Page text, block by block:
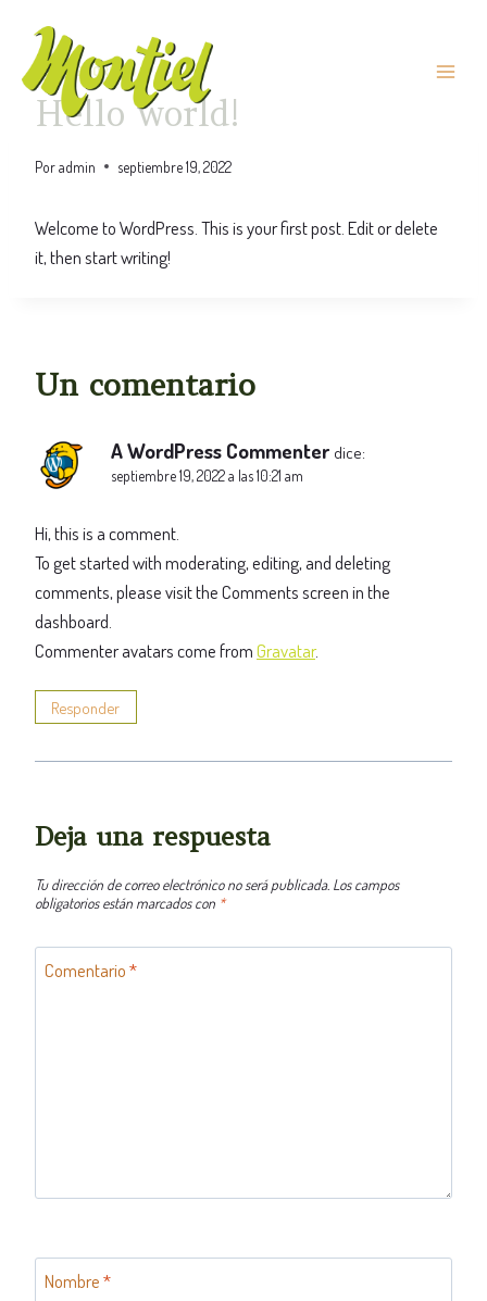
contenidoUNCATEGORIZED
Hello world!
Poradmin septiembre 19, 2022
Welcome to WordPress. This is your first post. Edit or delete
it, then start writing!
Un comentario
A WordPress Commenter dice:
septiembre 19, 2022 a las 10:21 am
Hi, this is a comment.
To get started with moderating, editing, and deleting
comments, please visit the Comments screen in the
dashboard.
Commenter avatars come fromGravatar.
Responder
Deja una respuesta
Tu dirección de correo electrónico no será publicada. Los campos
obligatorios están marcados con *
Comentario*
Nombre*